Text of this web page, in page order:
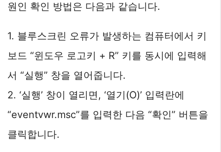
원인 확인 방법은 다음과 같습니다.
1. 블루스크린 오류가 발생하는 컴퓨터에서 키
보드 “윈도우 로고키 + R” 키를 동시에 입력해
서 “실행” 창을 열어줍니다.
2. ‘실행’ 창이 열리면, ‘열기(O)’ 입력란에
“eventvwr.msc”를 입력한 다음 “확인” 버튼을
클릭합니다.